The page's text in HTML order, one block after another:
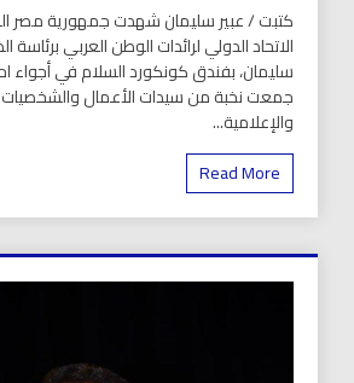
كتبت / عبير سليمان شهدت جمهورية مصر
الاتحاد الدولي لرائدات الوطن العربي
سليمان، بفندق كونكورد السلام في أجواء
جمعت نخبة من سيدات الأعمال
والإعلامية...
Read More